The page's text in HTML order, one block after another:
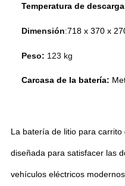
Temperatura de descarga
Dimensión:718 x 370 x
Peso: 123 kg
Carcasa de la batería:
La batería de litio para
diseñada para satisfacer las
vehículos eléctricos